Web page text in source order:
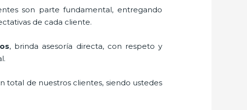
son parte fundamental, entregando
de cada cliente.
, brinda asesoría directa, con respeto y
total de nuestros clientes, siendo ustedes